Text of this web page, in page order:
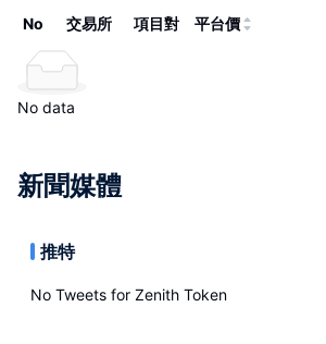
No 交易所 項目對 平台價
No data
新聞媒體
推特
No Tweets for Zenith Token